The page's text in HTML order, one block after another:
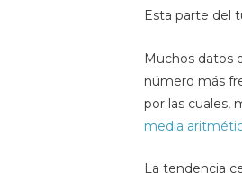
Esta parte del
Muchos datos
número más
por las cuales,
media
La tendencia